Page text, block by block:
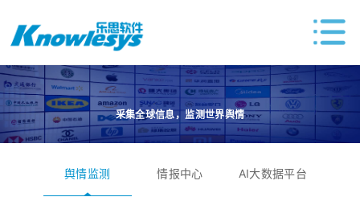
采集全球信息，监测世界舆情
舆情监测 情报中心 AI大数据平台